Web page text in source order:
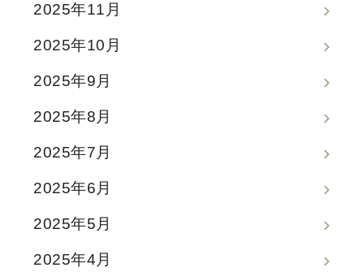
2025年11月
2025年10月
2025年9月
2025年8月
2025年7月
2025年6月
2025年5月
2025年4月